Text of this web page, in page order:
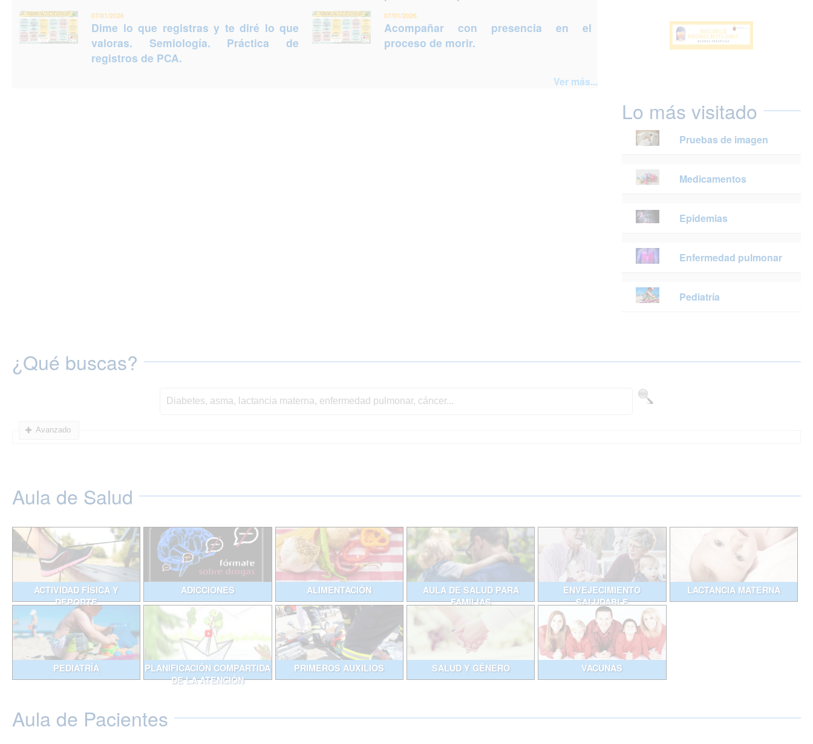
07/01/2026
Dime lo que registras y te diré lo que
valoras. Semiología. Práctica de
registros de PCA.
07/01/2026
Acompañar con presencia en el
proceso de morir.
Ver más...
Lo más visitado
Pruebas de imagen
Medicamentos
Epidemias
Enfermedad pulmonar
Pediatría
¿Qué buscas?
Avanzado
Aula de Salud
ACTIVIDAD FÍSICA Y
DEPORTE
ADICCIONES ALIMENTACIÓN
AULA DE SALUD PARA
FAMILIAS
ENVEJECIMIENTO
SALUDABLE
LACTANCIA MATERNA
PEDIATRÍA
PLANIFICACIÓN COMPARTIDA
DE LA ATENCIÓN
PRIMEROS AUXILIOS SALUD Y GÉNERO VACUNAS
Aula de Pacientes